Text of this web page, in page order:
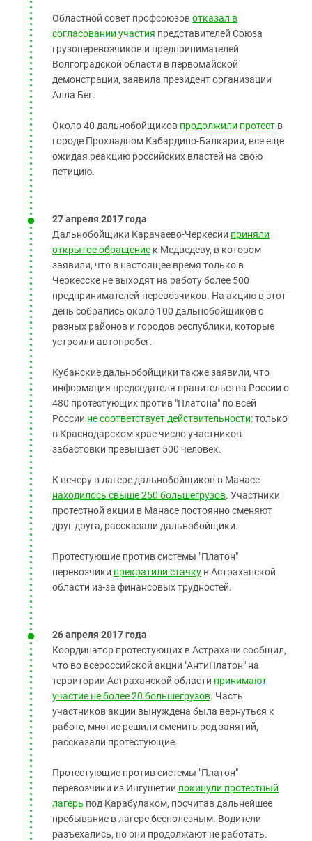
Областной совет профсоюзовотказал в
согласовании участия представителей Союза
грузоперевозчиков и предпринимателей
Волгоградской области в первомайской
демонстрации, заявила президент организации
Алла Бег.
Около 40 дальнобойщиков продолжили протест в
городе Прохладном Кабардино-Балкарии, все еще
ожидая реакцию российских властей на свою
петицию.
27 апреля 2017 года
Дальнобойщики Карачаево-Черкесии приняли
открытое обращение к Медведеву, в котором
заявили, что в настоящее время только в
Черкесске не выходят на работу более 500
предпринимателей-перевозчиков. На акцию в этот
день собрались около 100 дальнобойщиков с
разных районов и городов республики, которые
устроили автопробег.
Кубанские дальнобойщики также заявили, что
информация председателя правительства России о
480 протестующих против "Платона" по всей
России не соответствует действительности: только
в Краснодарском крае число участников
забастовки превышает 500 человек.
К вечеру в лагере дальнобойщиков в Манасе
находилось свыше 250 большегрузов. Участники
протестной акции в Манасе постоянно сменяют
друг друга, рассказали дальнобойщики.
Протестующие против системы "Платон"
перевозчики прекратили стачку в Астраханской
области из-за финансовых трудностей.
26 апреля 2017 года
Координатор протестующих в Астрахани сообщил,
что во всероссийской акции "АнтиПлатон" на
территории Астраханской области принимают
участие не более 20 большегрузов. Часть
участников акции вынуждена была вернуться к
работе, многие решили сменить род занятий,
рассказали протестующие.
Протестующие против системы "Платон"
перевозчики из Ингушетии покинули протестный
лагерь под Карабулаком, посчитав дальнейшее
пребывание в лагере бесполезным. Водители
разъехались, но они продолжают не работать.